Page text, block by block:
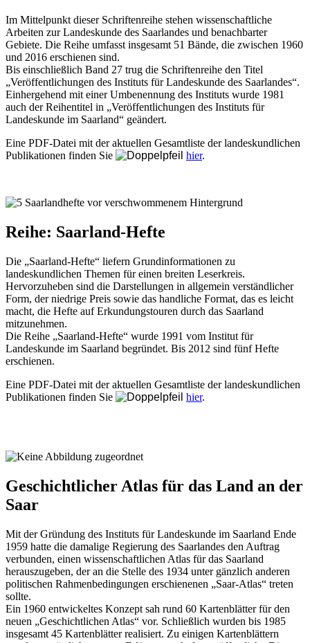
Im Mittelpunkt dieser Schriftenreihe stehen wissenschaftliche
Arbeiten zur Landeskunde des Saarlandes und benachbarter
Gebiete. Die Reihe umfasst insgesamt 51 Bände, die zwischen 1960
und 2016 erschienen sind.
Bis einschließlich Band 27 trug die Schriftenreihe den Titel
„Veröffentlichungen des Instituts für Landeskunde des Saarlandes“.
Einhergehend mit einer Umbenennung des Instituts wurde 1981
auch der Reihentitel in „Veröffentlichungen des Instituts für
Landeskunde im Saarland“ geändert.
Eine PDF-Datei mit der aktuellen Gesamtliste der landeskundlichen
Publikationen finden Sie
hier.
Reihe: Saarland-Hefte
Die „Saarland-Hefte“ liefern Grundinformationen zu
landeskundlichen Themen für einen breiten Leserkreis.
Hervorzuheben sind die Darstellungen in allgemein verständlicher
Form, der niedrige Preis sowie das handliche Format, das es leicht
macht, die Hefte auf Erkundungstouren durch das Saarland
mitzunehmen.
Die Reihe „Saarland-Hefte“ wurde 1991 vom Institut für
Landeskunde im Saarland begründet. Bis 2012 sind fünf Hefte
erschienen.
Eine PDF-Datei mit der aktuellen Gesamtliste der landeskundlichen
Publikationen finden Sie
hier.
Geschichtlicher Atlas für das Land an der
Saar
Mit der Gründung des Instituts für Landeskunde im Saarland Ende
1959 hatte die damalige Regierung des Saarlandes den Auftrag
verbunden, einen wissenschaftlichen Atlas für das Saarland
herauszugeben, der an die Stelle des 1934 unter gänzlich anderen
politischen Rahmenbedingungen erschienenen „Saar-Atlas“ treten
sollte.
Ein 1960 entwickeltes Konzept sah rund 60 Kartenblätter für den
neuen „Geschichtlichen Atlas“ vor. Schließlich wurden bis 1985
insgesamt 45 Kartenblätter realisiert. Zu einigen Kartenblättern